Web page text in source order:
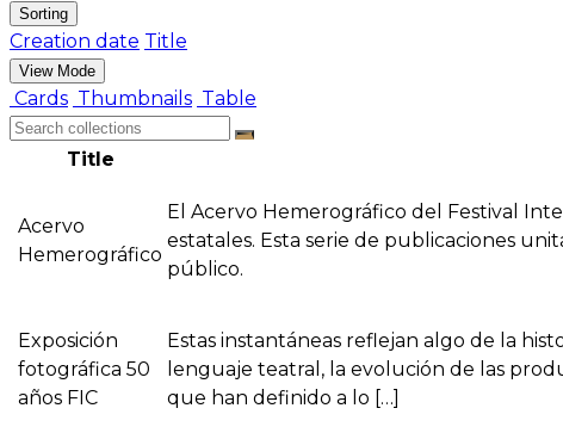
Sorting
Creation date Title
View Mode
Cards Thumbnails Table
Title
Acervo
Hemerográfico
El Acervo Hemerográfico del Festival
estatales. Esta serie de publicaciones
público.
Exposición
fotográfica 50
años FIC
Estas instantáneas reflejan algo de la
lenguaje teatral, la evolución de las
que han definido a lo […]